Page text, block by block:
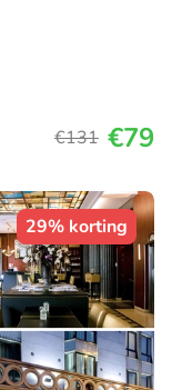
€131 €79
29% korting